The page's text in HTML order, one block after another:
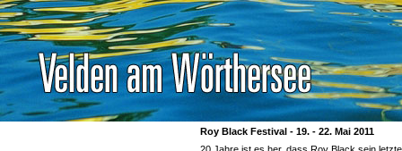
Roy Black Festival - 19. - 22. Mai 2011